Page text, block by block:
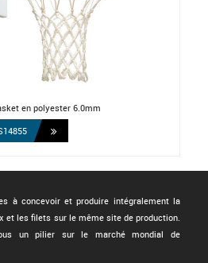
en polyester 6.0mm
à concevoir et produire intégralement la
et les filets sur le même site de production.
un pilier sur le marché mondial de